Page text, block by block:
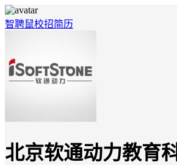
智聘鼠校招简历
北京软通动力教育